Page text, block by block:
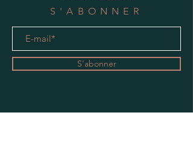
S'ABONNER
S'abonner